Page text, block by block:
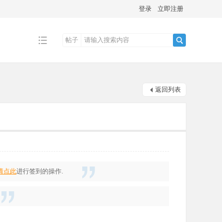
登录 立即注册
帖子
返回列表
点此进行签到的操作.